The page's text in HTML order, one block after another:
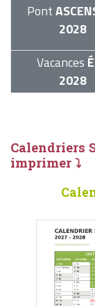
Pont
2028
Vacances
2028
Calendriers
imprimer ⤵